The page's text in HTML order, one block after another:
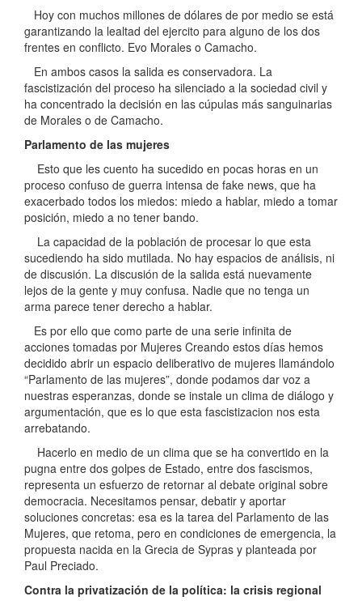
Hoy con muchos millones de dólares de por medio se está
garantizando la lealtad del ejercito para alguno de los dos
frentes en conflicto. Evo Morales o Camacho.
En ambos casos la salida es conservadora. La
fascistización del proceso ha silenciado a la sociedad civil y
ha concentrado la decisión en las cúpulas más sanguinarias
de Morales o de Camacho.
Parlamento de las mujeres
Esto que les cuento ha sucedido en pocas horas en un
proceso confuso de guerra intensa de fake news, que ha
exacerbado todos los miedos: miedo a hablar, miedo a tomar
posición, miedo a no tener bando.
La capacidad de la población de procesar lo que esta
sucediendo ha sido mutilada. No hay espacios de análisis, ni
de discusión. La discusión de la salida está nuevamente
lejos de la gente y muy confusa. Nadie que no tenga un
arma parece tener derecho a hablar.
Es por ello que como parte de una serie infinita de
acciones tomadas por Mujeres Creando estos días hemos
decidido abrir un espacio deliberativo de mujeres llamándolo
“Parlamento de las mujeres”, donde podamos dar voz a
nuestras esperanzas, donde se instale un clima de diálogo y
argumentación, que es lo que esta fascistizacion nos esta
arrebatando.
Hacerlo en medio de un clima que se ha convertido en la
pugna entre dos golpes de Estado, entre dos fascismos,
representa un esfuerzo de retornar al debate original sobre
democracia. Necesitamos pensar, debatir y aportar
soluciones concretas: esa es la tarea del Parlamento de las
Mujeres, que retoma, pero en condiciones de emergencia, la
propuesta nacida en la Grecia de Sypras y planteada por
Paul Preciado.
Contra la privatización de la política: la crisis regional